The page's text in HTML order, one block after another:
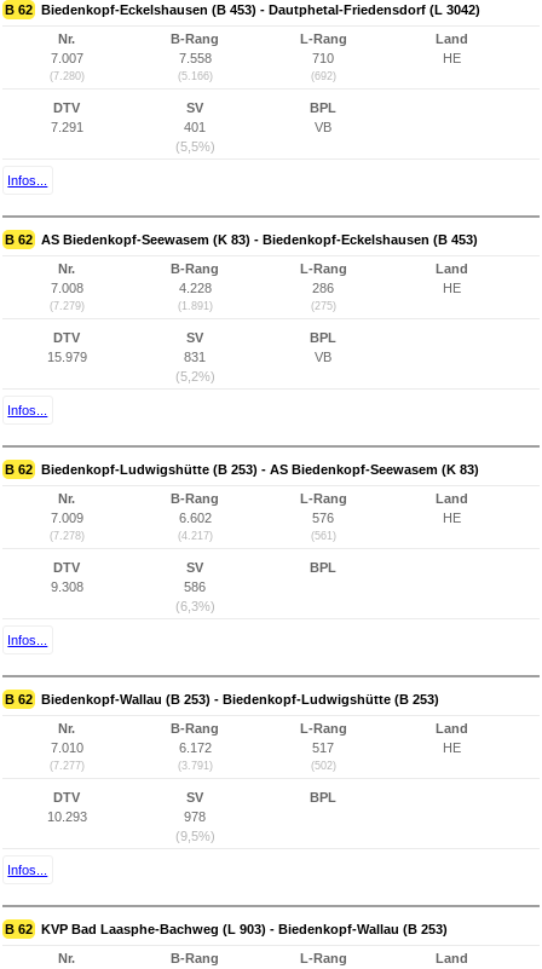
B 62 Biedenkopf-Eckelshausen (B 453) - Dautphetal-Friedensdorf (L 3042)
Nr.
7.007
(7.280)
B-Rang
7.558
(5.166)
L-Rang
710
(692)
Land
HE
DTV
7.291
SV
401
(5,5%)
BPL
VB
Infos...
B 62 AS Biedenkopf-Seewasem (K 83) - Biedenkopf-Eckelshausen (B 453)
Nr.
7.008
(7.279)
B-Rang
4.228
(1.891)
L-Rang
286
(275)
Land
HE
DTV
15.979
SV
831
(5,2%)
BPL
VB
Infos...
B 62 Biedenkopf-Ludwigshütte (B 253) - AS Biedenkopf-Seewasem (K 83)
Nr.
7.009
(7.278)
B-Rang
6.602
(4.217)
L-Rang
576
(561)
Land
HE
DTV
9.308
SV
586
(6,3%)
BPL
Infos...
B 62 Biedenkopf-Wallau (B 253) - Biedenkopf-Ludwigshütte (B 253)
Nr.
7.010
(7.277)
B-Rang
6.172
(3.791)
L-Rang
517
(502)
Land
HE
DTV
10.293
SV
978
(9,5%)
BPL
Infos...
B 62 KVP Bad Laasphe-Bachweg (L 903) - Biedenkopf-Wallau (B 253)
Nr.
B-Rang
L-Rang
Land